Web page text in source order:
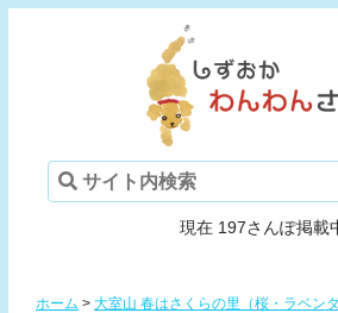
現在 197さんぽ掲載
ホーム > 大室山 春はさくらの里（桜・ラベン